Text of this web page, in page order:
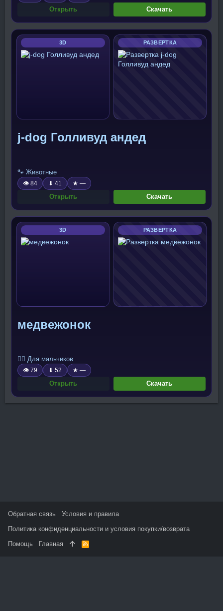
Открыть Скачать
3D РАЗВЕРТКА
j-dog Голливуд андед
🐾 Животные
👁 84 ⬇ 41 ★ —
Открыть Скачать
3D РАЗВЕРТКА
медвежонок
🧍‍♂️ Для мальчиков
👁 79 ⬇ 52 ★ —
Открыть Скачать
Обратная связь
Условия и правила
Политика конфиденциальности и условия покупки/возврата
Помощь
Главная
R